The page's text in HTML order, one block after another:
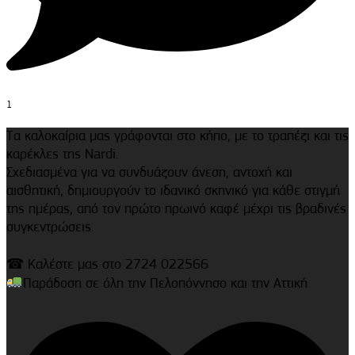
1
Τα καλοκαίρια μας γράφονται στο κήπο, με το τραπέζι και τις
καρέκλες της Nardi.
Σχεδιασμένα για να συνδυάζουν άνεση, αντοχή και
αισθητική, δημιουργούν το ιδανικό σκηνικό για κάθε στιγμή
της ημέρας, από τον πρώτο πρωινό καφέ μέχρι τις βραδινές
συγκεντρώσεις.
☎ Καλέστε μας στο 2724 022566
Παράδοση σε όλη την Πελοπόννησο και την Αττική